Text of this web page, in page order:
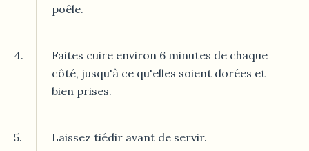
poêle.
4.
Faites cuire environ 6 minutes de chaque
côté, jusqu'à ce qu'elles soient dorées et
bien prises.
5. Laissez tiédir avant de servir.